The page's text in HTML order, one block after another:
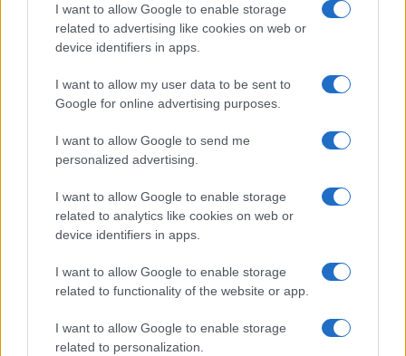
I want to allow Google to enable storage
related to advertising like cookies on web or
device identifiers in apps.
I want to allow my user data to be sent to
Google for online advertising purposes.
I want to allow Google to send me
personalized advertising.
I want to allow Google to enable storage
related to analytics like cookies on web or
device identifiers in apps.
I want to allow Google to enable storage
related to functionality of the website or app.
I want to allow Google to enable storage
related to personalization.
Come ottenere labbra perfette con il metodo gym lips
Cristian Castiglioni · 7 Ago 2026
LIFESTYLE
Dove si terrà Vogue World nel 2027: la scelta di San